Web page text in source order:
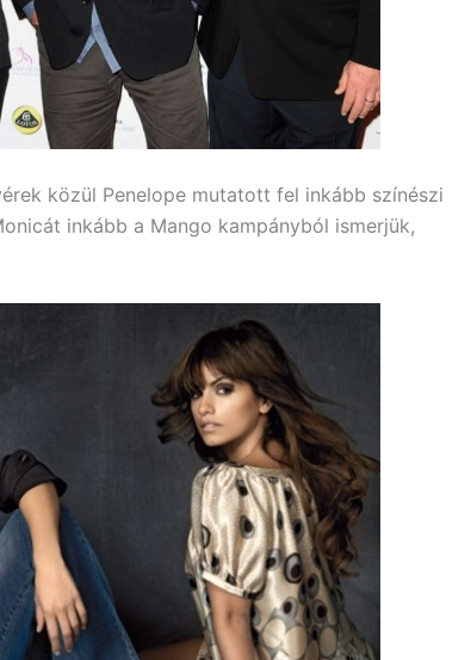
közül Penelope mutatott fel inkább színészi
inkább a Mango kampányból ismerjük,